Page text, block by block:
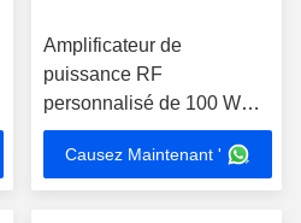
Amplificateur de
puissance RF
personnalisé de 100 W
Module de brouilleur anti
drone NXPA30 512MHz
Causez Maintenant '